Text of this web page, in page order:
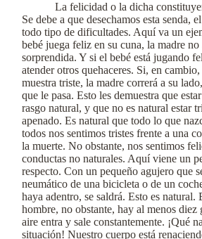
La felicidad o la dicha
Se debe a que desechamos esta senda,
todo tipo de dificultades. Aquí va un
bebé juega feliz en su cuna, la madre no
sorprendida. Y si el bebé está jugando
atender otros quehaceres. Si, en
muestra triste, la madre correrá a su
que le pasa. Esto les demuestra que
rasgo natural, y que no es natural estar
apenado. Es natural que todo lo que
todos nos sentimos tristes frente a una
la muerte. No obstante, nos sentimos
conductas no naturales. Aquí viene un
respecto. Con un pequeño agujero que
neumático de una bicicleta o de un
haya adentro, se saldrá. Esto es natural.
hombre, no obstante, hay al menos diez
aire entra y sale constantemente. ¡Qué
situación! Nuestro cuerpo está